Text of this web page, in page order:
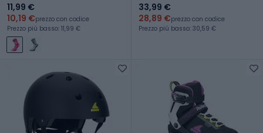
11,99 €
10,19 €prezzo con codice
Prezzo più basso: 11,99 €
33,99 €
28,89 €prezzo con codice
Prezzo più basso: 30,59 €